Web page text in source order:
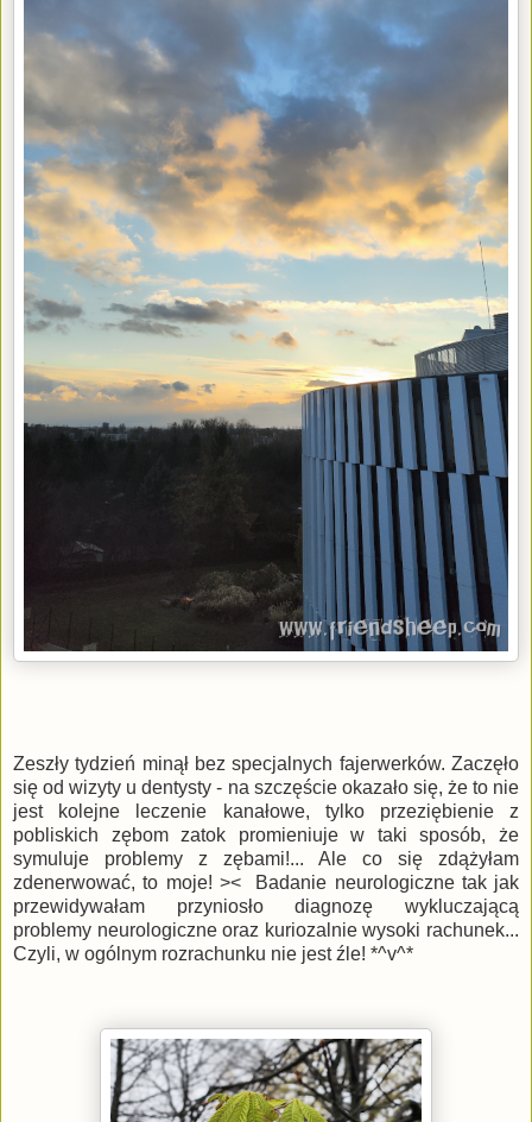
Zeszły tydzień minął bez specjalnych fajerwerków. Zaczęło
się od wizyty u dentysty - na szczęście okazało się, że to nie
jest kolejne leczenie kanałowe, tylko przeziębienie z
pobliskich zębom zatok promieniuje w taki sposób, że
symuluje problemy z zębami!... Ale co się zdążyłam
zdenerwować, to moje! >< Badanie neurologiczne tak jak
przewidywałam przyniosło diagnozę wykluczającą
problemy neurologiczne oraz kuriozalnie wysoki rachunek...
Czyli, w ogólnym rozrachunku nie jest źle! *^v^*